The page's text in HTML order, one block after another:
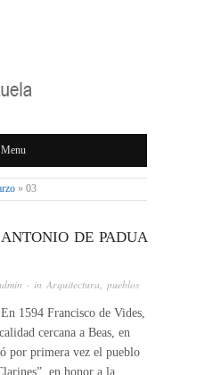
Menu
» 03
DE PADUA
· in Arquitectura, pueblos
1594 Francisco de Vides,
cercana a Beas, en
por primera vez el pueblo
en honor a la